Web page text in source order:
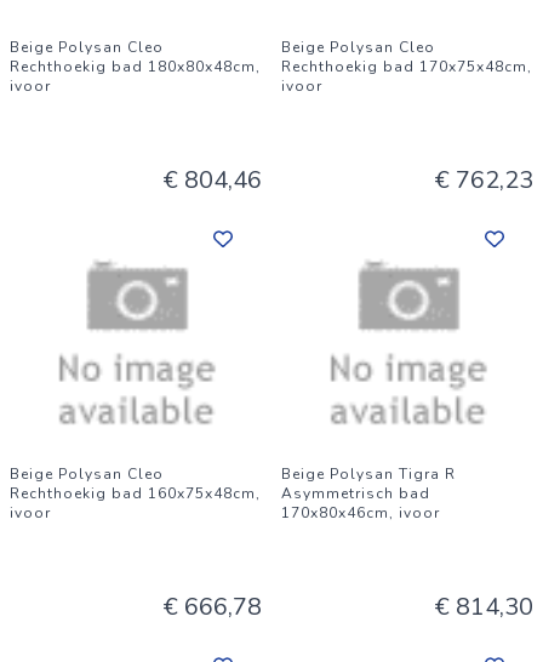
Beige Polysan Cleo
Rechthoekig bad 180x80x48cm,
ivoor
€ 804,46
Beige Polysan Cleo
Rechthoekig bad 170x75x48cm,
ivoor
€ 762,23
Beige Polysan Cleo
Rechthoekig bad 160x75x48cm,
ivoor
€ 666,78
Beige Polysan Tigra R
Asymmetrisch bad
170x80x46cm, ivoor
€ 814,30